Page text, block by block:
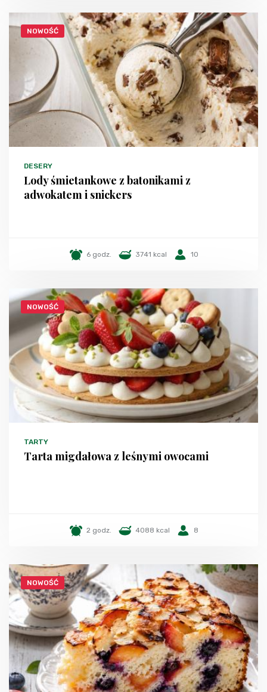
NOWOŚĆ
DESERY
Lody śmietankowe z batonikami z
adwokatem i snickers
6 godz. 3741 kcal 10
NOWOŚĆ
TARTY
Tarta migdałowa z leśnymi owocami
2 godz. 4088 kcal 8
NOWOŚĆ